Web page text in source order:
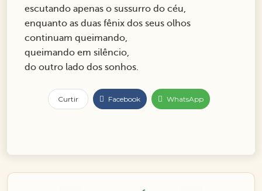
escutando apenas o sussurro do céu,
enquanto as duas fênix dos seus olhos
continuam queimando,
queimando em silêncio,
do outro lado dos sonhos.
Curtir Facebook WhatsApp